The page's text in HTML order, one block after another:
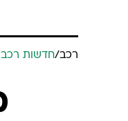
רכב/חדשות רכב